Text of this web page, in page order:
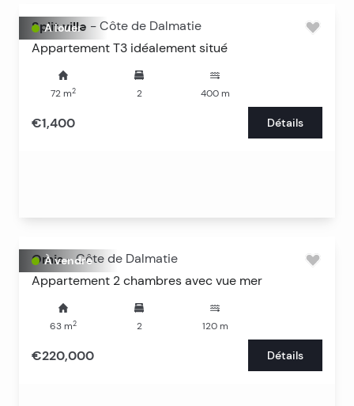
A louer
Split ville - Côte de Dalmatie
Appartement T3 idéalement situé
72 m2 2 400m
€1,400 Détails
À vendre
Omis - Côte de Dalmatie
Appartement 2 chambres avec vue mer
63 m2 2 120m
€220,000 Détails